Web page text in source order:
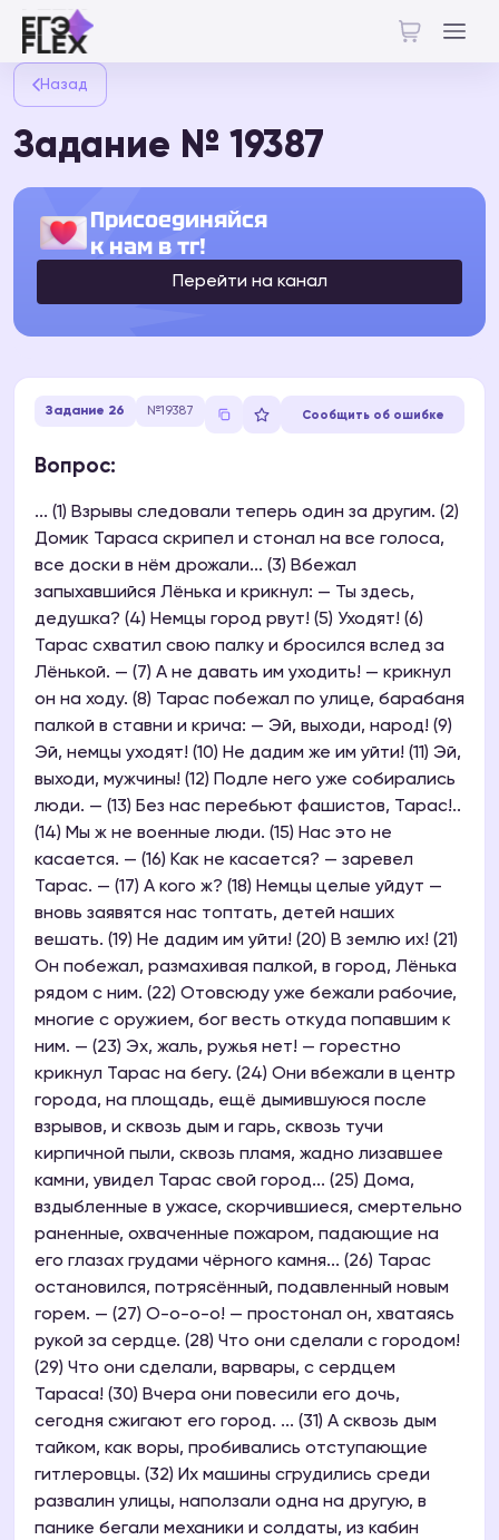
Назад
Задание № 19387
Присоединяйся
к нам в тг!
Перейти на канал
Задание 26 №19387 Сообщить об ошибке
Вопрос:
... (1) Взрывы следовали теперь один за другим. (2)
Домик Тараса скрипел и стонал на все голоса,
все доски в нём дрожали... (3) Вбежал
запыхавшийся Лёнька и крикнул: — Ты здесь,
дедушка? (4) Немцы город рвут! (5) Уходят! (6)
Тарас схватил свою палку и бросился вслед за
Лёнькой. — (7) А не давать им уходить! — крикнул
он на ходу. (8) Тарас побежал по улице, барабаня
палкой в ставни и крича: — Эй, выходи, народ! (9)
Эй, немцы уходят! (10) Не дадим же им уйти! (11) Эй,
выходи, мужчины! (12) Подле него уже собирались
люди. — (13) Без нас перебьют фашистов, Тарас!..
(14) Мы ж не военные люди. (15) Нас это не
касается. — (16) Как не касается? — заревел
Тарас. — (17) А кого ж? (18) Немцы целые уйдут —
вновь заявятся нас топтать, детей наших
вешать. (19) Не дадим им уйти! (20) В землю их! (21)
Он побежал, размахивая палкой, в город, Лёнька
рядом с ним. (22) Отовсюду уже бежали рабочие,
многие с оружием, бог весть откуда попавшим к
ним. — (23) Эх, жаль, ружья нет! — горестно
крикнул Тарас на бегу. (24) Они вбежали в центр
города, на площадь, ещё дымившуюся после
взрывов, и сквозь дым и гарь, сквозь тучи
кирпичной пыли, сквозь пламя, жадно лизавшее
камни, увидел Тарас свой город... (25) Дома,
вздыбленные в ужасе, скорчившиеся, смертельно
раненные, охваченные пожаром, падающие на
его глазах грудами чёрного камня... (26) Тарас
остановился, потрясённый, подавленный новым
горем. — (27) О-о-о-о! — простонал он, хватаясь
рукой за сердце. (28) Что они сделали с городом!
(29) Что они сделали, варвары, с сердцем
Тараса! (30) Вчера они повесили его дочь,
сегодня сжигают его город. ... (31) А сквозь дым
тайком, как воры, пробивались отступающие
гитлеровцы. (32) Их машины сгрудились среди
развалин улицы, наползали одна на другую, в
панике бегали механики и солдаты, из кабин